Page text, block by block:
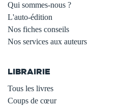
Qui sommes-nous ?
L'auto-édition
Nos fiches conseils
Nos services aux auteurs
LIBRAIRIE
Tous les livres
Coups de cœur